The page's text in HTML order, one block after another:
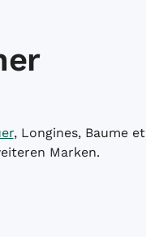
, Longines, Baume et
Marken.